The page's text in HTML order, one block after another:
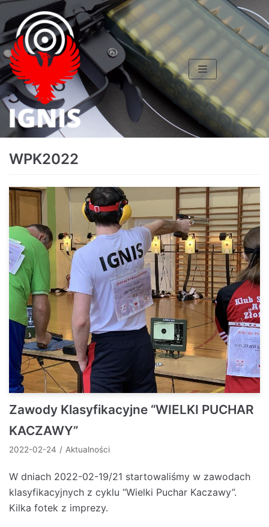
Skocz
do
treści
WPK2022
Zawody Klasyfikacyjne “WIELKI PUCHAR
KACZAWY”
2022-02-24 Aktualności
W dniach 2022-02-19/21 startowaliśmy w zawodach
klasyfikacyjnych z cyklu “Wielki Puchar Kaczawy”.
Kilka fotek z imprezy.